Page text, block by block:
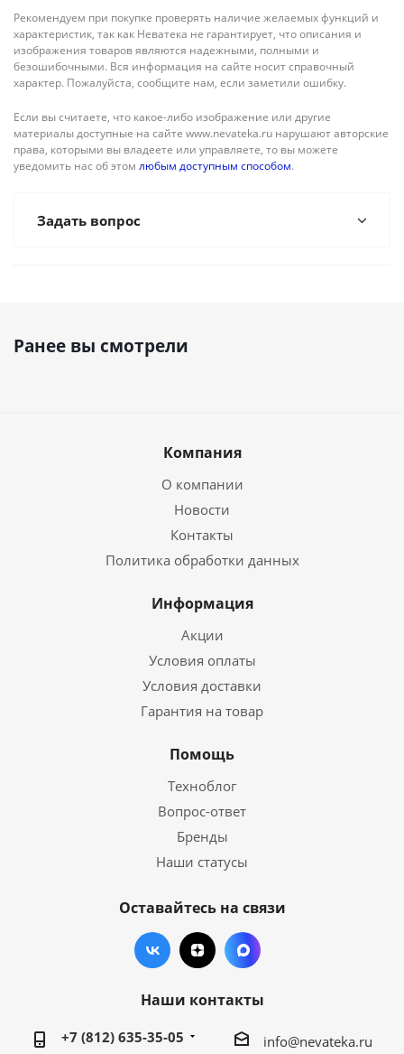
Рекомендуем при покупке проверять наличие желаемых функций и
характеристик, так как Неватека не гарантирует, что описания и
изображения товаров являются надежными, полными и
безошибочными. Вся информация на сайте носит справочный
характер. Пожалуйста, сообщите нам, если заметили ошибку.
Если вы считаете, что какое-либо изображение или другие
материалы доступные на сайте www.nevateka.ru нарушают авторские
права, которыми вы владеете или управляете, то вы можете
уведомить нас об этом любым доступным способом.
Задать вопрос
Ранее вы смотрели
Компания
О компании
Новости
Контакты
Политика обработки данных
Информация
Акции
Условия оплаты
Условия доставки
Гарантия на товар
Помощь
Техноблог
Вопрос-ответ
Бренды
Наши статусы
Оставайтесь на связи
Наши контакты
+7 (812) 635-35-05 info@nevateka.ru